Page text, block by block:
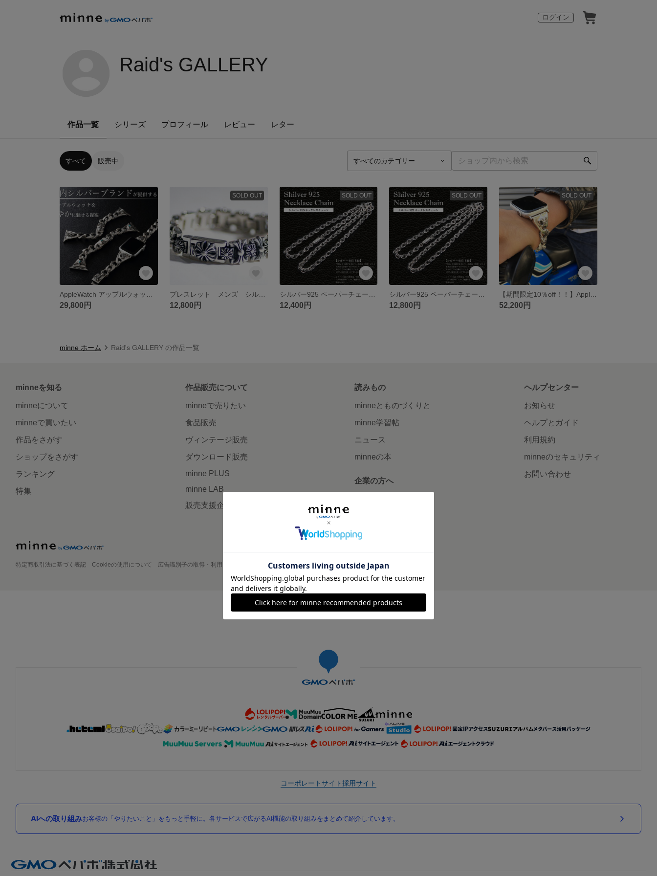
ログイン
Raid's GALLERY
作品一覧 シリーズ プロフィール レビュー レター
すべて 販売中
29,800円
SOLD OUT
ブレスレット メンズ シルバー シルバー925
12,800円
SOLD OUT
12,400円
SOLD OUT
12,800円
SOLD OUT
52,200円
minne ホーム Raid's GALLERY の作品一覧
minneを知る
minneについて
minneで買いたい
作品をさがす
ショップをさがす
ランキング
特集
作品販売について
minneで売りたい
食品販売
ヴィンテージ販売
ダウンロード販売
minne PLUS
minne LAB
販売支援企画・イベント
読みもの
minneとものづくりと
minne学習帖
ニュース
minneの本
企業の方へ
ヘルプセンター
お知らせ
ヘルプとガイド
利用規約
minneのセキュリティ
お問い合わせ
特定商取引法に基づく表記 Cookieの使用について 広告識別子の取得・利用 プライバシーポリシー 会社概要 採用情報 メディアキット
©GMO Pepabo, Inc. All rights reserved.
コーポレートサイト採用サイト
AIへの取り組みお客様の「やりたいこと」をもっと手軽に。各サービスで広がるAI機能の取り組みをまとめて紹介しています。